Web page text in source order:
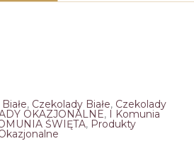
, Czekolady Białe, Czekolady
OKAZJONALNE, I Komunia
ŚWIĘTA, Produkty